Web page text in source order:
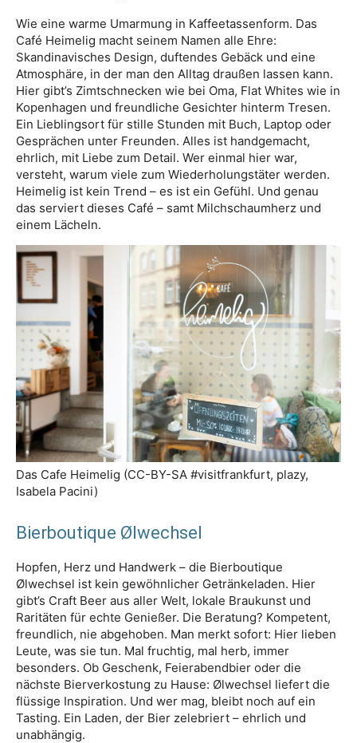
Wie eine warme Umarmung in Kaffeetassenform. Das
Café Heimelig macht seinem Namen alle Ehre:
Skandinavisches Design, duftendes Gebäck und eine
Atmosphäre, in der man den Alltag draußen lassen kann.
Hier gibt’s Zimtschnecken wie bei Oma, Flat Whites wie in
Kopenhagen und freundliche Gesichter hinterm Tresen.
Ein Lieblingsort für stille Stunden mit Buch, Laptop oder
Gesprächen unter Freunden. Alles ist handgemacht,
ehrlich, mit Liebe zum Detail. Wer einmal hier war,
versteht, warum viele zum Wiederholungstäter werden.
Heimelig ist kein Trend – es ist ein Gefühl. Und genau
das serviert dieses Café – samt Milchschaumherz und
einem Lächeln.
Das Cafe Heimelig (CC-BY-SA #visitfrankfurt, plazy,
Isabela Pacini)
Bierboutique Ølwechsel
Hopfen, Herz und Handwerk – die Bierboutique
Ølwechsel ist kein gewöhnlicher Getränkeladen. Hier
gibt’s Craft Beer aus aller Welt, lokale Braukunst und
Raritäten für echte Genießer. Die Beratung? Kompetent,
freundlich, nie abgehoben. Man merkt sofort: Hier lieben
Leute, was sie tun. Mal fruchtig, mal herb, immer
besonders. Ob Geschenk, Feierabendbier oder die
nächste Bierverkostung zu Hause: Ølwechsel liefert die
flüssige Inspiration. Und wer mag, bleibt noch auf ein
Tasting. Ein Laden, der Bier zelebriert – ehrlich und
unabhängig.